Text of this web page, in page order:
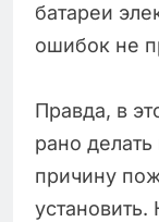
батареи
ошибок не
Правда, в
рано
причину